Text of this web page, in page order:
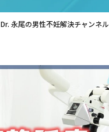
Dr. 永尾の男性不妊解決チャンネル